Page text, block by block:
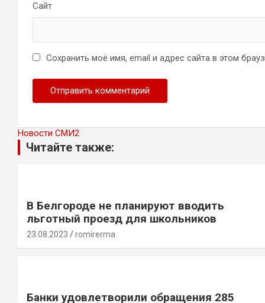
Сайт
Сохранить моё имя, email и адрес сайта в этом
Новости СМИ2
Читайте также:
В Белгороде не планируют вводить
льготный проезд для школьников
23.08.2023 romirerma
Банки удовлетворили обращения 285